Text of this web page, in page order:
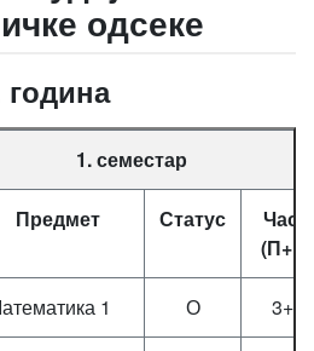
одсеке
година
1. семестар
Предмет Статус
1 О